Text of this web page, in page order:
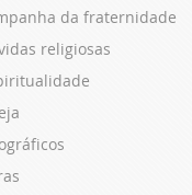
da fraternidade
religiosas